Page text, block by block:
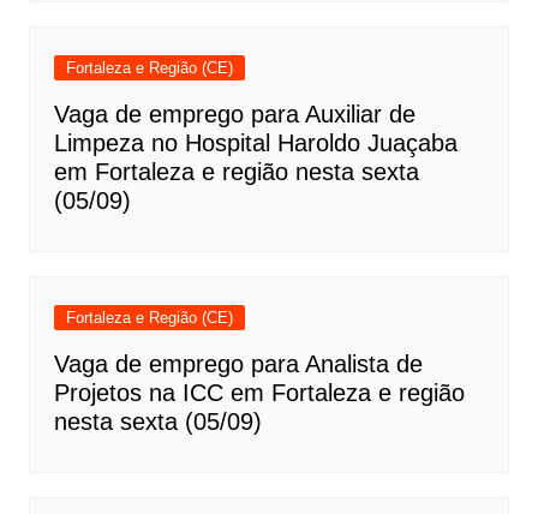
Fortaleza e Região (CE)
Vaga de emprego para Auxiliar de
Limpeza no Hospital Haroldo Juaçaba
em Fortaleza e região nesta sexta
(05/09)
Fortaleza e Região (CE)
Vaga de emprego para Analista de
Projetos na ICC em Fortaleza e região
nesta sexta (05/09)